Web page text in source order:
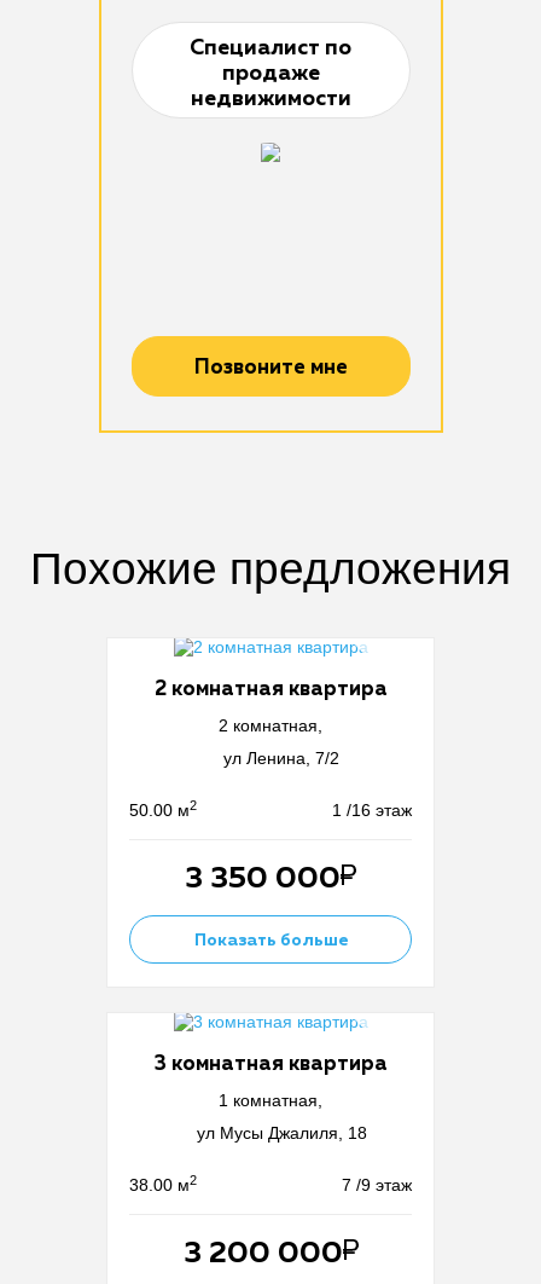
Специалист по
продаже
недвижимости
Позвоните мне
Похожие предложения
2 комнатная квартира
2 комнатная,
ул Ленина, 7/2
50.00 м2 1 /16 этаж
3 350 000
Показать больше
3 комнатная квартира
1 комнатная,
ул Мусы Джалиля, 18
38.00 м2 7 /9 этаж
3 200 000